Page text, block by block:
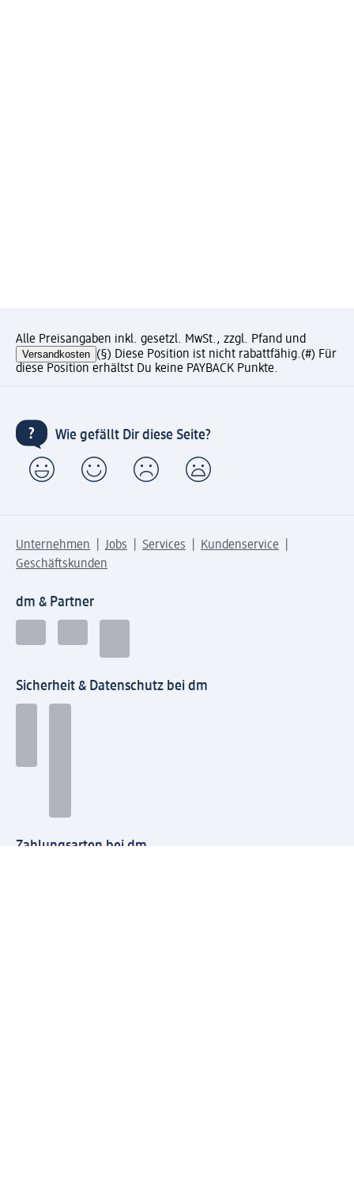
Alle Preisangaben inkl. gesetzl. MwSt., zzgl. Pfand und
Versandkosten (§) Diese Position ist nicht rabattfähig.(#) Für
diese Position erhältst Du keine PAYBACK Punkte.
Wie gefällt Dir diese Seite?
Unternehmen Jobs Services
Kundenservice
Geschäftskunden
dm & Partner
Sicherheit & Datenschutz bei dm
Zahlungsarten bei dm